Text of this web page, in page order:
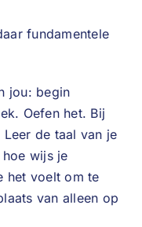
fundamentele
jou: begin
Oefen het. Bij
de taal van je
wijs je
het voelt om te
van alleen op